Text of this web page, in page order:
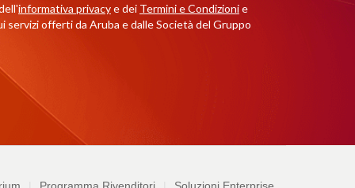
informativa privacye dei Termini e Condizionie
offerti da Aruba e dalle Società del Gruppo
Programma Rivenditori Soluzioni Enterprise